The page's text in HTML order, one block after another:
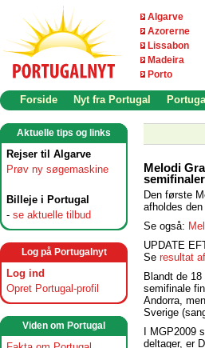
Algarve
Azorerne
Lissabon
Madeira
Porto
Forside Nyt fra Portugal
Aktuelle tips og links
Rejser til Algarve
Prøv ny søgemaskine
Billeje i Portugal
- se aktuelle tilbud
Log på Portugalnyt
Log ind
Opret Portugal-profil
Viden om Portugal
Melodi
Den første
afholdes den
Se også:
UPDATE
Se resultat
Blandt de
semifinale
Andorra,
Sverige
I MGP2009
deltager, er